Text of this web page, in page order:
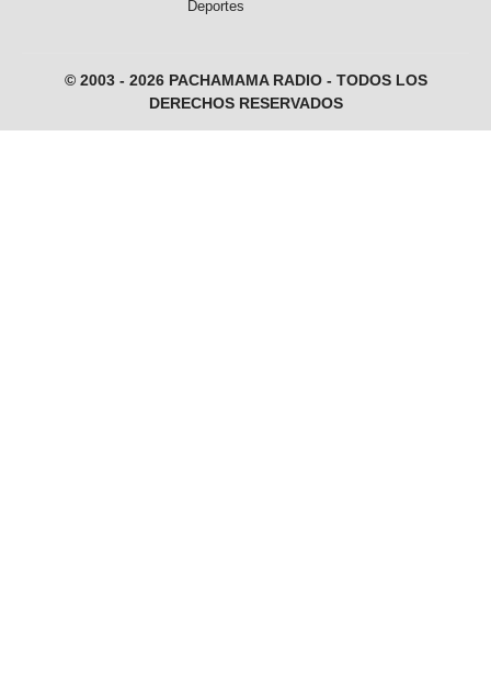
Deportes
© 2003 - 2026 PACHAMAMA RADIO - TODOS LOS
DERECHOS RESERVADOS